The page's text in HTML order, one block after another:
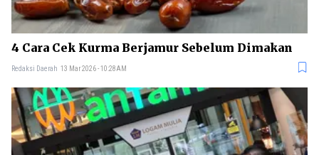
4 Cara Cek Kurma Berjamur Sebelum Dimakan
Redaksi Daerah 13 Mar 2026 - 10:28AM